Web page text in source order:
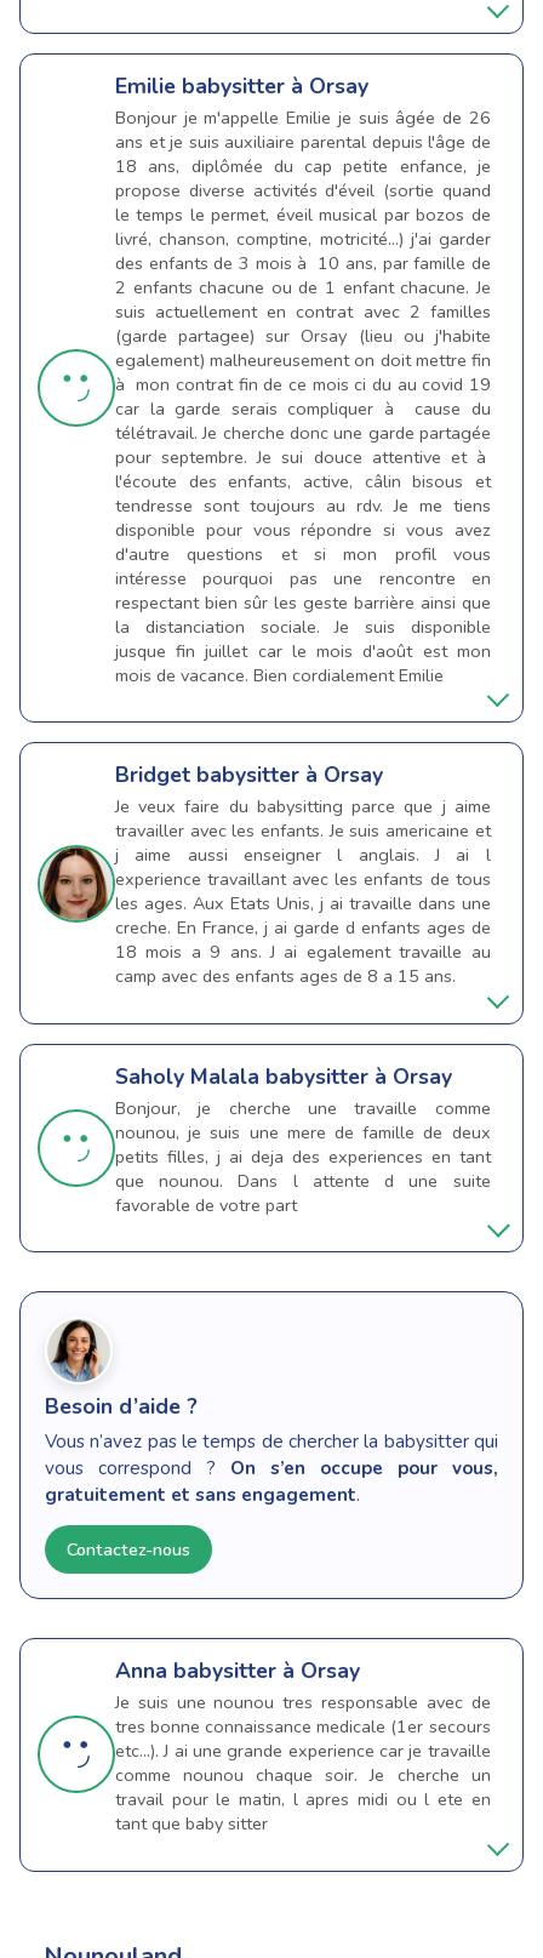
Emilie babysitter à Orsay
Bonjour je m'appelle Emilie je suis âgée de 26
ans et je suis auxiliaire parental depuis l'âge de
18 ans, diplômée du cap petite enfance, je
propose diverse activités d'éveil (sortie quand
le temps le permet, éveil musical par bozos de
livré, chanson, comptine, motricité...) j'ai garder
des enfants de 3 mois à 10 ans, par famille de
2 enfants chacune ou de 1 enfant chacune. Je
suis actuellement en contrat avec 2 familles
(garde partagee) sur Orsay (lieu ou j'habite
egalement) malheureusement on doit mettre fin
à mon contrat fin de ce mois ci du au covid 19
car la garde serais compliquer à cause du
télétravail. Je cherche donc une garde partagée
pour septembre. Je sui douce attentive et à
l'écoute des enfants, active, câlin bisous et
tendresse sont toujours au rdv. Je me tiens
disponible pour vous répondre si vous avez
d'autre questions et si mon profil vous
intéresse pourquoi pas une rencontre en
respectant bien sûr les geste barrière ainsi que
la distanciation sociale. Je suis disponible
jusque fin juillet car le mois d'août est mon
mois de vacance. Bien cordialement Emilie
Bridget babysitter à Orsay
Je veux faire du babysitting parce que j aime
travailler avec les enfants. Je suis americaine et
j aime aussi enseigner l anglais. J ai l
experience travaillant avec les enfants de tous
les ages. Aux Etats Unis, j ai travaille dans une
creche. En France, j ai garde d enfants ages de
18 mois a 9 ans. J ai egalement travaille au
camp avec des enfants ages de 8 a 15 ans.
Saholy Malala babysitter à Orsay
Bonjour, je cherche une travaille comme
nounou, je suis une mere de famille de deux
petits filles, j ai deja des experiences en tant
que nounou. Dans l attente d une suite
favorable de votre part
Besoin d’aide ?
Vous n’avez pas le temps de chercher la babysitter qui
vous correspond ? On s’en occupe pour vous,
gratuitement et sans engagement.
Contactez-nous
Anna babysitter à Orsay
Je suis une nounou tres responsable avec de
tres bonne connaissance medicale (1er secours
etc...). J ai une grande experience car je travaille
comme nounou chaque soir. Je cherche un
travail pour le matin, l apres midi ou l ete en
tant que baby sitter